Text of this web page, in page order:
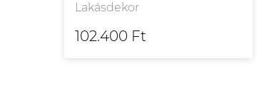
Lakásdekor
102.400 Ft